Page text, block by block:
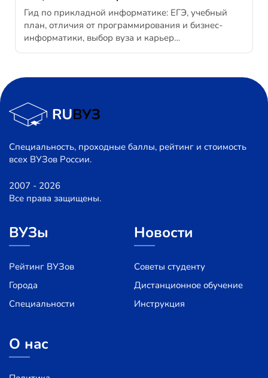
Гид по прикладной информатике: ЕГЭ, учебный
план, отличия от программирования и бизнес-
информатики, выбор вуза и карьер…
Специальность, проходные баллы, рейтинг и стоимость
всех ВУЗов России.
2007 - 2026
Все права защищены.
ВУЗы
Рейтинг ВУЗов
Города
Специальности
Новости
Советы студенту
Дистанционное обучение
Инструкция
О нас